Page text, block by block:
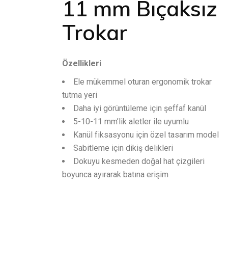
11 mm Bıçaksız
Trokar
Özellikleri
Ele mükemmel oturan ergonomik trokar
tutma yeri
Daha iyi görüntüleme için şeffaf kanül
5-10-11 mm’lik aletler ile uyumlu
Kanül fiksasyonu için özel tasarım model
Sabitleme için dikiş delikleri
Dokuyu kesmeden doğal hat çizgileri
boyunca ayırarak batına erişim